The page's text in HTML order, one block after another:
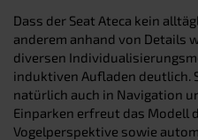
Dass der Seat Ateca kein
anderem anhand von Details
diversen
induktiven Aufladen deutlich.
natürlich auch in Navigation
Einparken erfreut das Modell
Vogelperspektive sowie